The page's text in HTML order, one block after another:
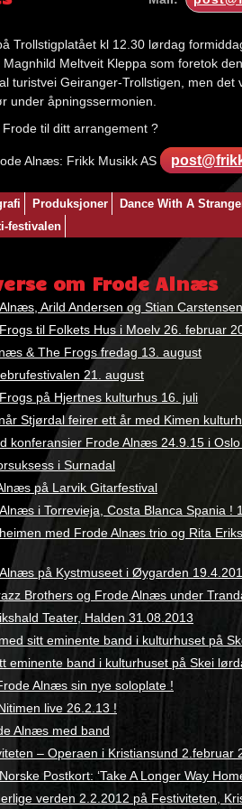
Trollstigplatået kl 12.30 lørdag
Meltveit Kleppa som foretok
turistvei Geiranger-Trollstigen, men det
under åpningssermonien.
til ditt arrangement ?
Alnæs: Frikk Musikk AS
Produksjoner
Dance With A
festivalen
om Frode Alnæs
Arild Andersen og Stian Carstensen
til Folkets Hus i Moelv 26. februar
& The Frogs fredag 13. august
21. august
på Hjertnes kulturhus 16. juli
Stjørdal feirer ett år med Kimen
konferansier Frode Alnæs 24.9.15 i
i Surnadal
på Larvik Gitarfestival
i Torrevieja, Costa Blanca Spania !
med Frode Alnæs trio og Rita
på Kystmuseet i Øygarden
Brothers og Frode Alnæs under
Teater, Halden 31.08.2013
sitt eminente band i kulturhuset på
eminente band i kulturhuset på Skei
Alnæs sin nye soloplate !
live 26.2.13 !
Alnæs med band
– Operaen i Kristiansund 2.februar
Postkort: ‘Take A Longer Way
verden 2.2.2012 på Festiviteten,